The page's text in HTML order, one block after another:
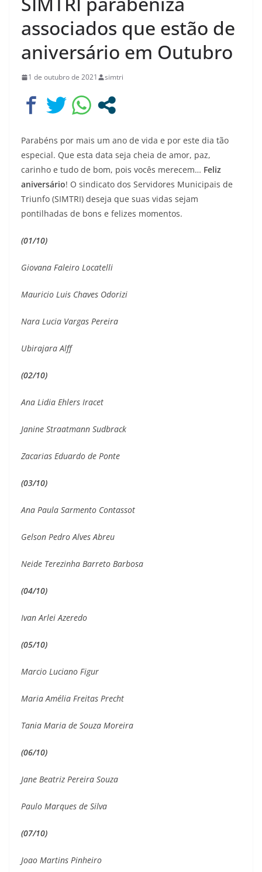
associados que estão de
aniversário em Outubro
1 de outubro de 2021 simtri
Parabéns por mais um ano de vida e por este dia tão
especial. Que esta data seja cheia de amor, paz,
carinho e tudo de bom, pois vocês merecem… Feliz
aniversário! O sindicato dos Servidores Municipais de
Triunfo (SIMTRI) deseja que suas vidas sejam
pontilhadas de bons e felizes momentos.
(01/10)
Giovana Faleiro Locatelli
Mauricio Luis Chaves Odorizi
Nara Lucia Vargas Pereira
Ubirajara Alff
(02/10)
Ana Lidia Ehlers Iracet
Janine Straatmann Sudbrack
Zacarias Eduardo de Ponte
(03/10)
Ana Paula Sarmento Contassot
Gelson Pedro Alves Abreu
Neide Terezinha Barreto Barbosa
(04/10)
Ivan Arlei Azeredo
(05/10)
Marcio Luciano Figur
Maria Amélia Freitas Precht
Tania Maria de Souza Moreira
(06/10)
Jane Beatriz Pereira Souza
Paulo Marques de Silva
(07/10)
Joao Martins Pinheiro